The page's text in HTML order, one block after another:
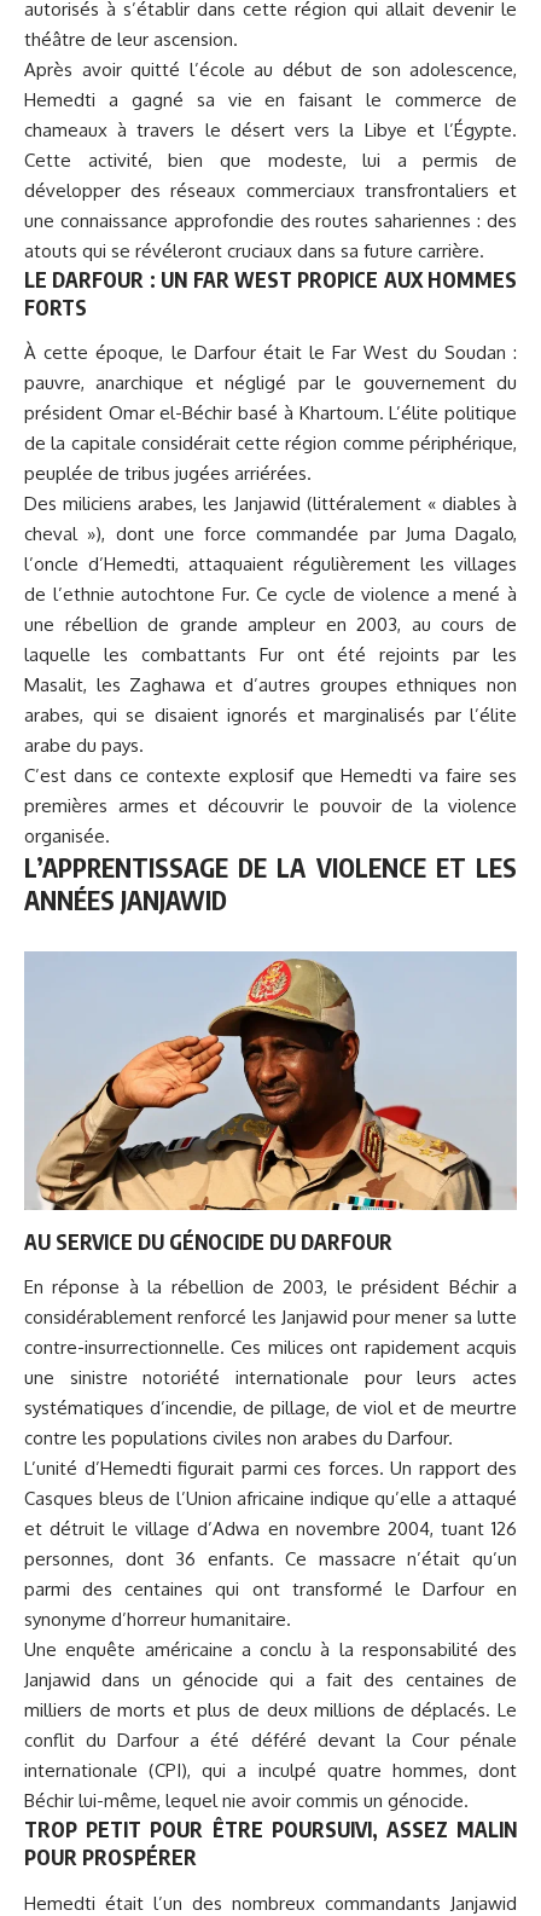
autorisés à s’établir dans cette région qui allait devenir le
théâtre de leur ascension.
Après avoir quitté l’école au début de son adolescence,
Hemedti a gagné sa vie en faisant le commerce de
chameaux à travers le désert vers la Libye et l’Égypte.
Cette activité, bien que modeste, lui a permis de
développer des réseaux commerciaux transfrontaliers et
une connaissance approfondie des routes sahariennes : des
atouts qui se révéleront cruciaux dans sa future carrière.
LE DARFOUR : UN FAR WEST PROPICE AUX HOMMES
FORTS
À cette époque, le Darfour était le Far West du Soudan :
pauvre, anarchique et négligé par le gouvernement du
président Omar el-Béchir basé à Khartoum. L’élite politique
de la capitale considérait cette région comme périphérique,
peuplée de tribus jugées arriérées.
Des miliciens arabes, les Janjawid (littéralement « diables à
cheval »), dont une force commandée par Juma Dagalo,
l’oncle d’Hemedti, attaquaient régulièrement les villages
de l’ethnie autochtone Fur. Ce cycle de violence a mené à
une rébellion de grande ampleur en 2003, au cours de
laquelle les combattants Fur ont été rejoints par les
Masalit, les Zaghawa et d’autres groupes ethniques non
arabes, qui se disaient ignorés et marginalisés par l’élite
arabe du pays.
C’est dans ce contexte explosif que Hemedti va faire ses
premières armes et découvrir le pouvoir de la violence
organisée.
L’APPRENTISSAGE DE LA VIOLENCE ET LES
ANNÉES JANJAWID
AU SERVICE DU GÉNOCIDE DU DARFOUR
En réponse à la rébellion de 2003, le président Béchir a
considérablement renforcé les Janjawid pour mener sa lutte
contre-insurrectionnelle. Ces milices ont rapidement acquis
une sinistre notoriété internationale pour leurs actes
systématiques d’incendie, de pillage, de viol et de meurtre
contre les populations civiles non arabes du Darfour.
L’unité d’Hemedti figurait parmi ces forces. Un rapport des
Casques bleus de l’Union africaine indique qu’elle a attaqué
et détruit le village d’Adwa en novembre 2004, tuant 126
personnes, dont 36 enfants. Ce massacre n’était qu’un
parmi des centaines qui ont transformé le Darfour en
synonyme d’horreur humanitaire.
Une enquête américaine a conclu à la responsabilité des
Janjawid dans un génocide qui a fait des centaines de
milliers de morts et plus de deux millions de déplacés. Le
conflit du Darfour a été déféré devant la Cour pénale
internationale (CPI), qui a inculpé quatre hommes, dont
Béchir lui-même, lequel nie avoir commis un génocide.
TROP PETIT POUR ÊTRE POURSUIVI, ASSEZ MALIN
POUR PROSPÉRER
Hemedti était l’un des nombreux commandants Janjawid